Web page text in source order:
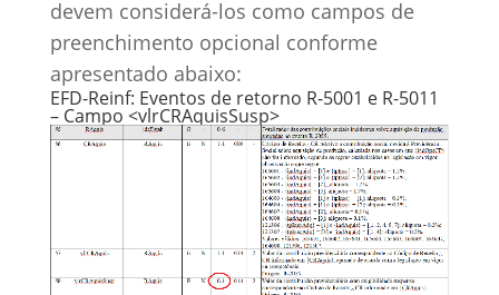
devem considerá-los como campos de
preenchimento opcional conforme
apresentado abaixo:
EFD-Reinf: Eventos de retorno R-5001 e R-5011
– Campo <vlrCRAquisSusp>